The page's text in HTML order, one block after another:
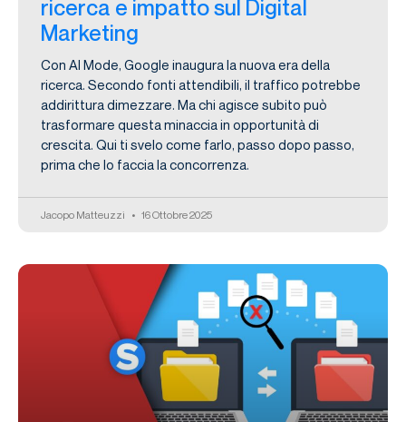
ricerca e impatto sul Digital
Marketing
Con AI Mode, Google inaugura la nuova era della
ricerca. Secondo fonti attendibili, il traffico potrebbe
addirittura dimezzare. Ma chi agisce subito può
trasformare questa minaccia in opportunità di
crescita. Qui ti svelo come farlo, passo dopo passo,
prima che lo faccia la concorrenza.
Jacopo Matteuzzi 16 Ottobre 2025